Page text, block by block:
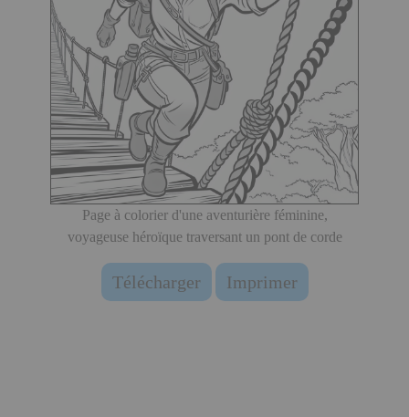
Page à colorier d'une aventurière féminine,
voyageuse héroïque traversant un pont de corde
Télécharger Imprimer